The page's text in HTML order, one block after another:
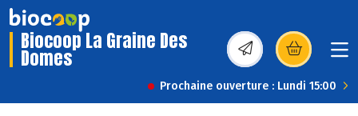
Biocoop La Graine Des
Domes (s’ouvre dans une
Prochaine ouverture : Lundi 15:00